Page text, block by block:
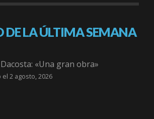
DE LA ÚLTIMA SEMANA
«Una gran obra»
2 agosto, 2026